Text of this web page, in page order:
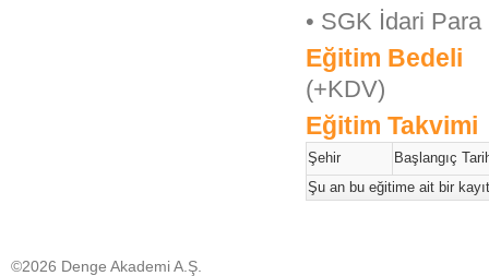
• SGK İdari Para
Eğitim Bedeli
(+KDV)
Eğitim Takvimi
Şehir
Başlangıç
Şu an bu eğitime ait bir
©2026 Denge Akademi A.Ş.